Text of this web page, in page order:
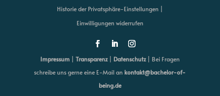
Historie der Privatsphäre-Einstellungen |
Einwilligungen widerrufen
Impressum| Transparenz| Datenschutz| Bei Fragen
schreibe uns gerne eine E-Mail an kontakt@bachelor-of-
being.de